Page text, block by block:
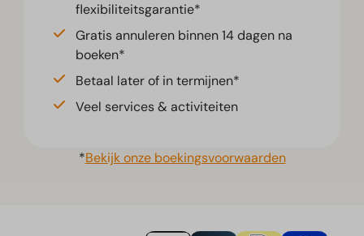
flexibiliteitsgarantie*
Gratis annuleren binnen 14 dagen na
boeken*
Betaal later of in termijnen*
Veel services & activiteiten
*Bekijk onze boekingsvoorwaarden